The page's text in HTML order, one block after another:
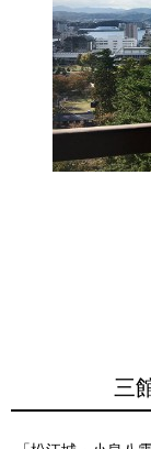
三